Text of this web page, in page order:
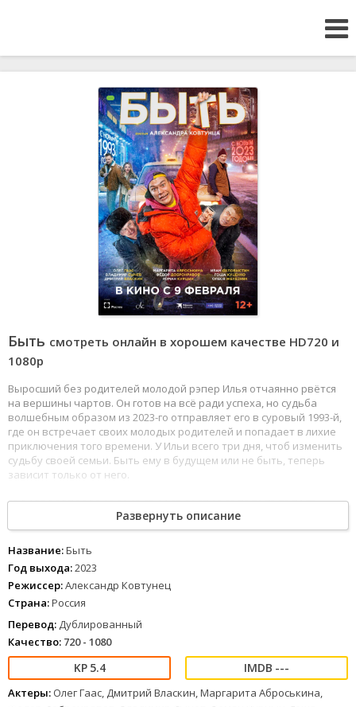
Быть смотреть онлайн в хорошем качестве HD720 и
1080p
Выросший без родителей молодой рэпер Илья отчаянно рвётся
на вершины чартов. Он готов на всё ради успеха, но судьба
волшебным образом из 2023-го отправляет его в суровый 1993-й,
где он встречает своих молодых родителей и попадает в лихие
приключения того времени. У Ильи всего три дня, чтоб изменить
судьбу своей семьи. Быть ему в будущем или не быть, теперь
зависит только от него.
5354555657585960616263646566676869707172737475
Быть (2023) можно смотреть онлайн в хорошем качестве Full HD
1080 и 4к, хороший звук полностью на русском языке.
Развернуть описание
Название:Быть
Год выхода:2023
Режиссер:Александр Ковтунец
Страна:Россия
Перевод: Дублированный
Качество: 720 - 1080
5.4 ---
Актеры: Олег Гаас, Дмитрий Власкин, Маргарита Аброськина,